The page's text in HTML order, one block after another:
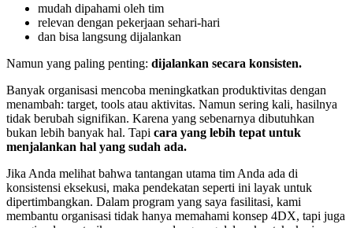
mudah dipahami oleh tim
relevan dengan pekerjaan sehari-hari
dan bisa langsung dijalankan
Namun yang paling penting: dijalankan secara konsisten.
Banyak organisasi mencoba meningkatkan produktivitas dengan
menambah: target, tools atau aktivitas. Namun sering kali, hasilnya
tidak berubah signifikan. Karena yang sebenarnya dibutuhkan
bukan lebih banyak hal. Tapi cara yang lebih tepat untuk
menjalankan hal yang sudah ada.
Jika Anda melihat bahwa tantangan utama tim Anda ada di
konsistensi eksekusi, maka pendekatan seperti ini layak untuk
dipertimbangkan. Dalam program yang saya fasilitasi, kami
membantu organisasi tidak hanya memahami konsep 4DX, tapi juga